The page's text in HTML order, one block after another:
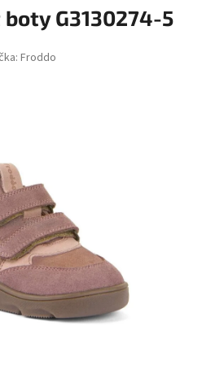
G3130274-5
Froddo